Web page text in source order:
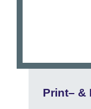
Print– &